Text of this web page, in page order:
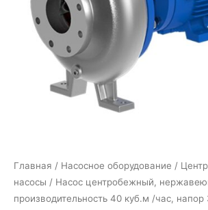
Главная / Насосное оборудование /
насосы / Насос центробежный,
производительность 40 куб.м /час,